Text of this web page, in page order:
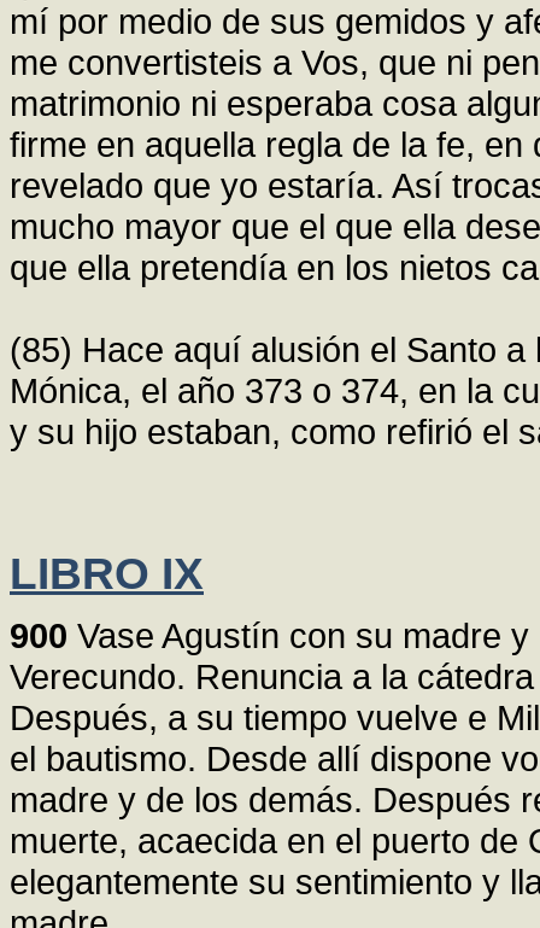
mí por medio de sus gemidos y
me convertisteis a Vos, que ni
matrimonio ni esperaba cosa
firme en aquella regla de la fe,
revelado que yo estaría. Así
mucho mayor que el que ella
que ella pretendía en los nietos
(85) Hace aquí alusión el Santo
Mónica, el año 373 o 374, en la
y su hijo estaban, como refirió el
LIBRO IX
900 Vase Agustín con su madre
Verecundo. Renuncia a la
Después, a su tiempo vuelve e
el bautismo. Desde allí dispone
madre y de los demás. Después
muerte, acaecida en el puerto de
elegantemente su sentimiento y